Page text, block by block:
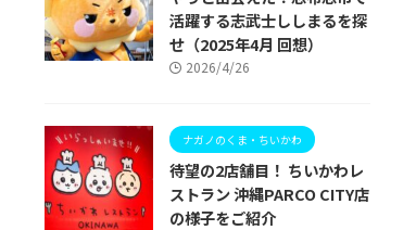
活躍する志武士ししまるを探
せ（2025年4月 回想）
2026/4/26
ナガノのくま・ちいかわ
待望の2店舗目！ ちいかわレ
ストラン 沖縄PARCO CITY店
の様子をご紹介